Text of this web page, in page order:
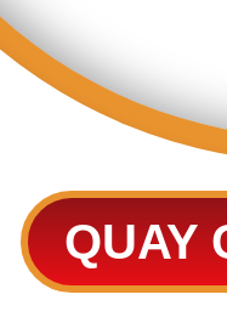
QUAY